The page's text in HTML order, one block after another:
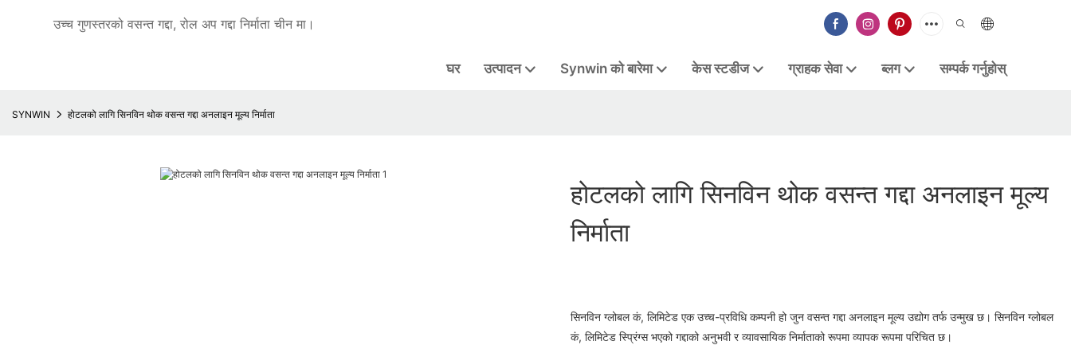
उच्च गुणस्तरको वसन्त गद्दा, रोल अप गद्दा निर्माता चीन मा।
घर उत्पादन Synwin को बारेमा केस स्टडीज ग्राहक सेवा ब्लग सम्पर्क गर्नुहोस्
SYNWIN होटलको लागि सिनविन थोक वसन्त गद्दा अनलाइन मूल्य निर्माता
होटलको लागि सिनविन थोक वसन्त गद्दा अनलाइन मूल्य
निर्माता
सिनविन ग्लोबल कं, लिमिटेड एक उच्च-प्रविधि कम्पनी हो जुन वसन्त गद्दा अनलाइन मूल्य उद्योग तर्फ उन्मुख छ। सिनविन ग्लोबल
कं, लिमिटेड स्प्रिंग्स भएको गद्दाको अनुभवी र व्यावसायिक निर्माताको रूपमा व्यापक रूपमा परिचित छ।